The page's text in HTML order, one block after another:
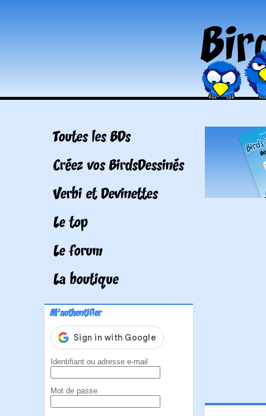
Toutes les BDs
Créez vos BirdsDessinés
Verbi et Devinettes
Le top
Le forum
La boutique
M'authentifier
Identifiant ou adresse e-mail
Mot de passe